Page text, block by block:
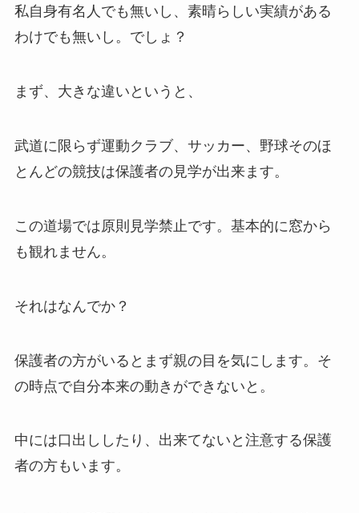
私自身有名人でも無いし、素晴らしい実績がある
わけでも無いし。でしょ？
まず、大きな違いというと、
武道に限らず運動クラブ、サッカー、野球そのほ
とんどの競技は保護者の見学が出来ます。
この道場では原則見学禁止です。基本的に窓から
も観れません。
それはなんでか？
保護者の方がいるとまず親の目を気にします。そ
の時点で自分本来の動きができないと。
中には口出ししたり、出来てないと注意する保護
者の方もいます。